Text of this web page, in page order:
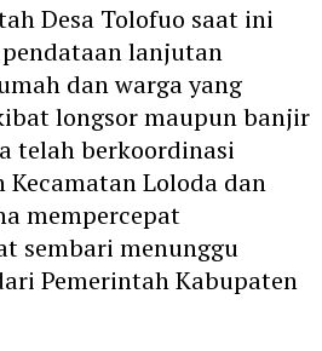
Desa Tolofuo saat ini
lanjutan
dan warga yang
longsor maupun banjir
telah berkoordinasi
Kecamatan Loloda dan
mempercepat
sembari menunggu
Pemerintah Kabupaten